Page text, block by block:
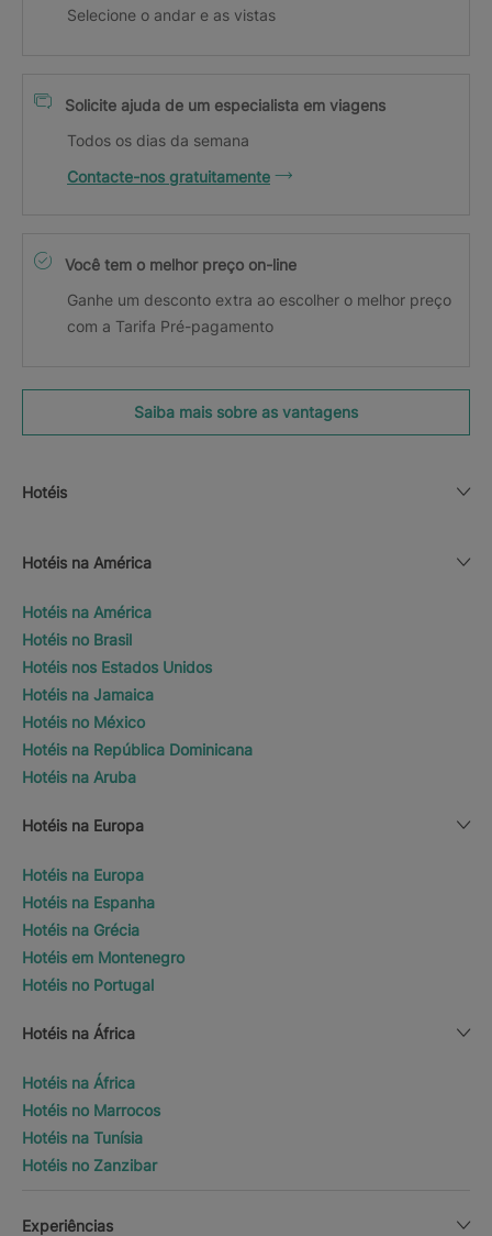
Selecione o andar e as vistas
Solicite ajuda de um especialista em viagens
Todos os dias da semana
Contacte-nos gratuitamente
Você tem o melhor preço on-line
Ganhe um desconto extra ao escolher o melhor preço
com a Tarifa Pré-pagamento
Saiba mais sobre as vantagens
Hotéis
Hotéis na América
Hotéis na América
Hotéis no Brasil
Hotéis nos Estados Unidos
Hotéis na Jamaica
Hotéis no México
Hotéis na República Dominicana
Hotéis na Aruba
Hotéis na Europa
Hotéis na Europa
Hotéis na Espanha
Hotéis na Grécia
Hotéis em Montenegro
Hotéis no Portugal
Hotéis na África
Hotéis na África
Hotéis no Marrocos
Hotéis na Tunísia
Hotéis no Zanzibar
Experiências